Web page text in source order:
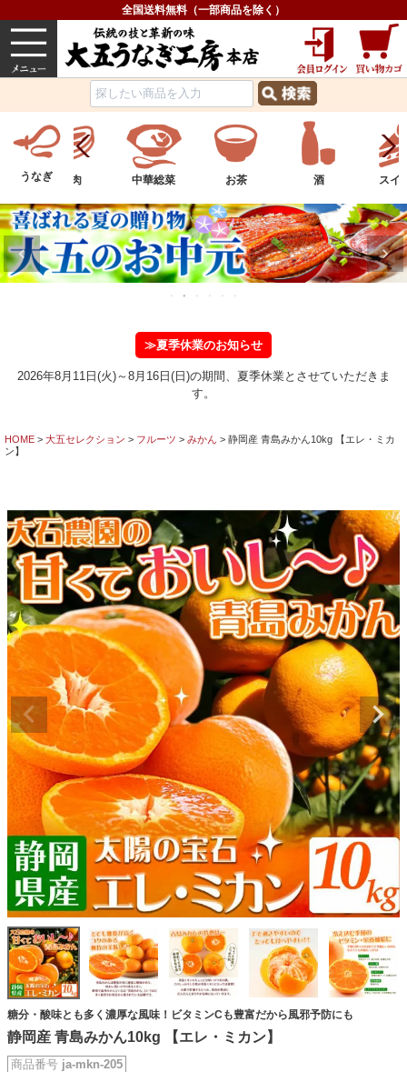
全国送料無料（一部商品を除く）
うなぎ 内祝い グルメ
うなぎ中華総菜 お茶 酒 スイーツ フル
≫夏季休業のお知らせ
2026年8月11日(火)～8月16日(日)の期間、夏季休業とさせていただきま
す。
HOME 大五セレクション フルーツ みかん
静岡産 青島みかん10kg 【エレ・ミカ
ン】
糖分・酸味とも多く濃厚な風味！ビタミンCも豊富だから風邪予防にも
静岡産 青島みかん10kg 【エレ・ミカン】
商品番号 ja-mkn-205